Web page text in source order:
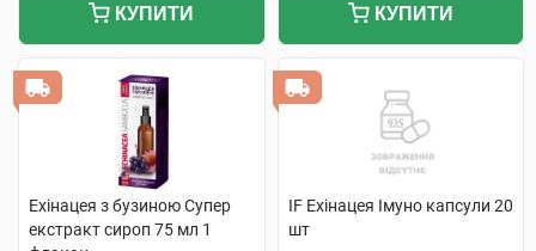
КУПИТИ КУПИТИ
Ехінацея з бузиною Супер
екстракт сироп 75 мл 1
IF Ехінацея Імуно капсули 20
шт